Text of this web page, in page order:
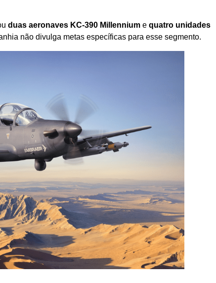
duas aeronaves KC-390 Millennium equatro unidades
não divulga metas específicas para esse segmento.